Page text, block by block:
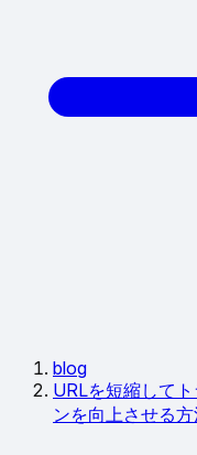
blog
URLを短縮して
ンを向上させる